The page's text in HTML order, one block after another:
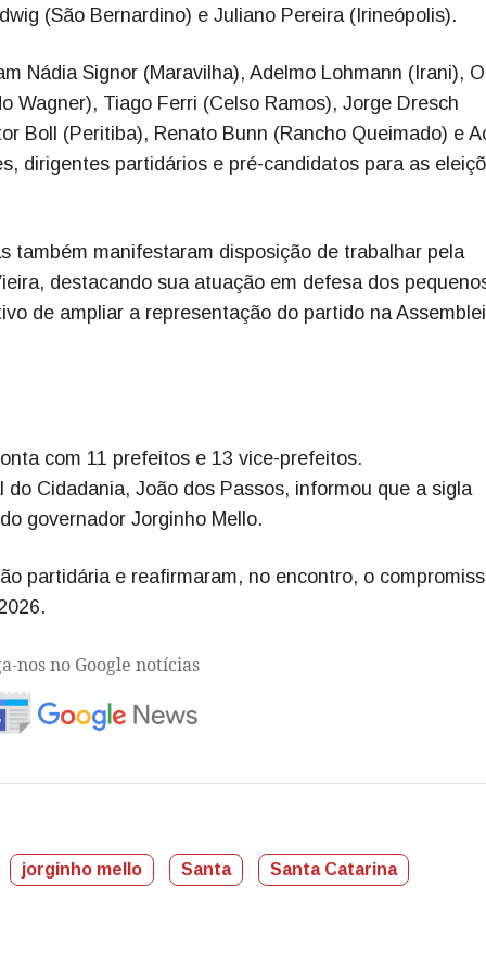
(São Bernardino) e Juliano Pereira (Irineópolis).
Nádia Signor (Maravilha), Adelmo Lohmann (Irani),
Wagner), Tiago Ferri (Celso Ramos), Jorge Dresch
Boll (Peritiba), Renato Bunn (Rancho Queimado) e
dirigentes partidários e pré-candidatos para as
também manifestaram disposição de trabalhar pela
destacando sua atuação em defesa dos
de ampliar a representação do partido na
com 11 prefeitos e 13 vice-prefeitos.
Cidadania, João dos Passos, informou que a sigla
governador Jorginho Mello.
partidária e reafirmaram, no encontro, o
nos no Google notícias
jorginho mello Santa Santa Catarina